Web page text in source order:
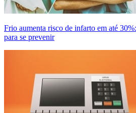
Frio aumenta risco de infarto em até
para se prevenir